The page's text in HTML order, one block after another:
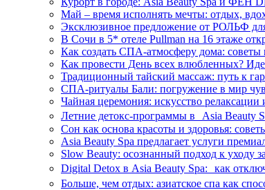
Май – время исполнять мечты: отдых,
Эксклюзивное предложение от РОЛЬФ
В Сочи в 5* отеле Pullman на 16 этаже
Как создать СПА-атмосферу дома: советы
Как провести День всех влюбленных?
Традиционный тайский массаж: путь к
СПА-ритуалы Бали: погружение в мир
Чайная церемония: искусство
Летние детокс-программы в Asia Beauty
Сон как основа красоты и здоровья:
Asia Beauty Spa предлагает услуги
Slow Beauty: осознанный подход к уходу
Digital Detox в Asia Beauty Spa: как
Больше, чем отдых: азиатское спа как